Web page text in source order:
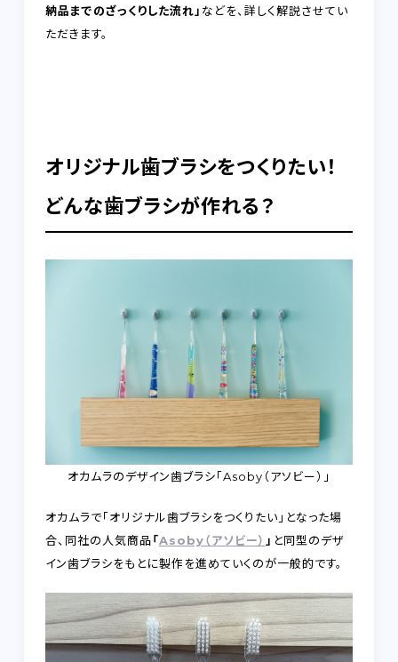
納品までのざっくりした流れ」 などを、詳しく解説させてい
ただきます。
オリジナル歯ブラシをつくりたい！
どんな歯ブラシが作れる？
オカムラのデザイン歯ブラシ「Asoby（アソビー）」
オカムラで「オリジナル歯ブラシをつくりたい」となった場
合、同社の人気商品「Asoby（アソビー） 」 と同型のデザ
イン歯ブラシをもとに製作を進めていくのが一般的です。